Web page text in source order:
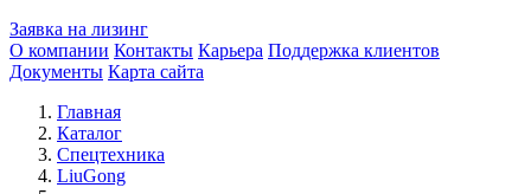
Заявка на лизинг
О компании Контакты Карьера Поддержка клиентов
Документы Карта сайта
Главная
Каталог
Спецтехника
LiuGong